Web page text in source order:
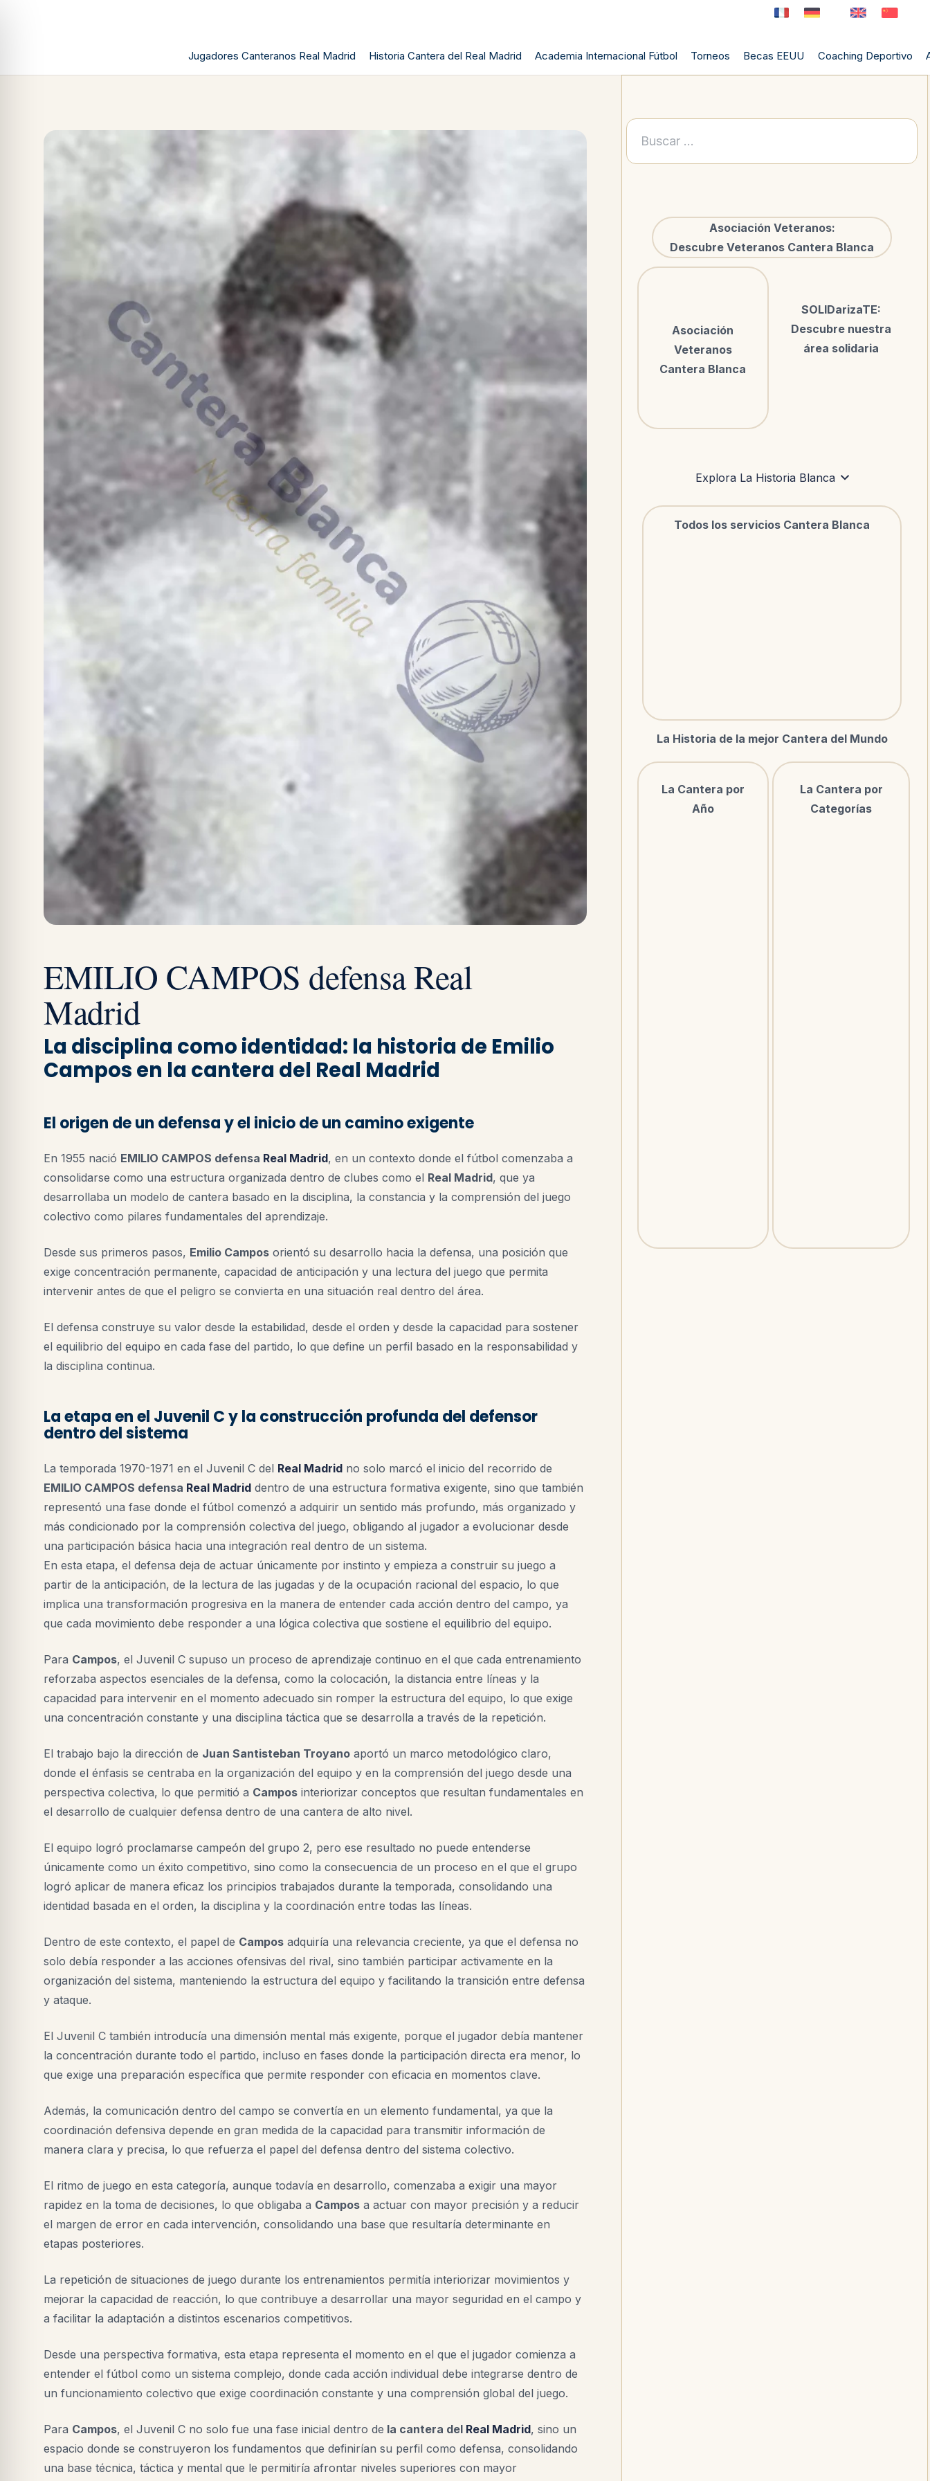
Jugadores Canteranos Real Madrid Historia Cantera del Real Madrid Academia Internacional Fútbol Torneos Becas EEUU Coaching Deportivo
EMILIO CAMPOS defensa Real
Madrid
La disciplina como identidad: la historia de Emilio
Campos en la cantera del Real Madrid
El origen de un defensa y el inicio de un camino exigente
En 1955 nació EMILIO CAMPOS defensa Real Madrid, en un contexto donde el fútbol comenzaba a
consolidarse como una estructura organizada dentro de clubes como el Real Madrid, que ya
desarrollaba un modelo de cantera basado en la disciplina, la constancia y la comprensión del juego
colectivo como pilares fundamentales del aprendizaje.
Desde sus primeros pasos, Emilio Campos orientó su desarrollo hacia la defensa, una posición que
exige concentración permanente, capacidad de anticipación y una lectura del juego que permita
intervenir antes de que el peligro se convierta en una situación real dentro del área.
El defensa construye su valor desde la estabilidad, desde el orden y desde la capacidad para sostener
el equilibrio del equipo en cada fase del partido, lo que define un perfil basado en la responsabilidad y
la disciplina continua.
La etapa en el Juvenil C y la construcción profunda del defensor
dentro del sistema
La temporada 1970-1971 en el Juvenil C del Real Madrid no solo marcó el inicio del recorrido de
EMILIO CAMPOS defensa Real Madrid dentro de una estructura formativa exigente, sino que también
representó una fase donde el fútbol comenzó a adquirir un sentido más profundo, más organizado y
más condicionado por la comprensión colectiva del juego, obligando al jugador a evolucionar desde
una participación básica hacia una integración real dentro de un sistema.
En esta etapa, el defensa deja de actuar únicamente por instinto y empieza a construir su juego a
partir de la anticipación, de la lectura de las jugadas y de la ocupación racional del espacio, lo que
implica una transformación progresiva en la manera de entender cada acción dentro del campo, ya
que cada movimiento debe responder a una lógica colectiva que sostiene el equilibrio del equipo.
Para Campos, el Juvenil C supuso un proceso de aprendizaje continuo en el que cada entrenamiento
reforzaba aspectos esenciales de la defensa, como la colocación, la distancia entre líneas y la
capacidad para intervenir en el momento adecuado sin romper la estructura del equipo, lo que exige
una concentración constante y una disciplina táctica que se desarrolla a través de la repetición.
El trabajo bajo la dirección de Juan Santisteban Troyano aportó un marco metodológico claro,
donde el énfasis se centraba en la organización del equipo y en la comprensión del juego desde una
perspectiva colectiva, lo que permitió a Campos interiorizar conceptos que resultan fundamentales en
el desarrollo de cualquier defensa dentro de una cantera de alto nivel.
El equipo logró proclamarse campeón del grupo 2, pero ese resultado no puede entenderse
únicamente como un éxito competitivo, sino como la consecuencia de un proceso en el que el grupo
logró aplicar de manera eficaz los principios trabajados durante la temporada, consolidando una
identidad basada en el orden, la disciplina y la coordinación entre todas las líneas.
Dentro de este contexto, el papel de Campos adquiría una relevancia creciente, ya que el defensa no
solo debía responder a las acciones ofensivas del rival, sino también participar activamente en la
organización del sistema, manteniendo la estructura del equipo y facilitando la transición entre defensa
y ataque.
El Juvenil C también introducía una dimensión mental más exigente, porque el jugador debía mantener
la concentración durante todo el partido, incluso en fases donde la participación directa era menor, lo
que exige una preparación específica que permite responder con eficacia en momentos clave.
Además, la comunicación dentro del campo se convertía en un elemento fundamental, ya que la
coordinación defensiva depende en gran medida de la capacidad para transmitir información de
manera clara y precisa, lo que refuerza el papel del defensa dentro del sistema colectivo.
El ritmo de juego en esta categoría, aunque todavía en desarrollo, comenzaba a exigir una mayor
rapidez en la toma de decisiones, lo que obligaba a Campos a actuar con mayor precisión y a reducir
el margen de error en cada intervención, consolidando una base que resultaría determinante en
etapas posteriores.
La repetición de situaciones de juego durante los entrenamientos permitía interiorizar movimientos y
mejorar la capacidad de reacción, lo que contribuye a desarrollar una mayor seguridad en el campo y
a facilitar la adaptación a distintos escenarios competitivos.
Desde una perspectiva formativa, esta etapa representa el momento en el que el jugador comienza a
entender el fútbol como un sistema complejo, donde cada acción individual debe integrarse dentro de
un funcionamiento colectivo que exige coordinación constante y una comprensión global del juego.
Para Campos, el Juvenil C no solo fue una fase inicial dentro de la cantera del Real Madrid, sino un
espacio donde se construyeron los fundamentos que definirían su perfil como defensa, consolidando
una base técnica, táctica y mental que le permitiría afrontar niveles superiores con mayor
Buscar:
Asociación Veteranos:
Descubre Veteranos Cantera Blanca
Asociación
Veteranos
Cantera Blanca
SOLIDarizaTE:
Descubre nuestra
área solidaria
Explora La Historia Blanca
Todos los servicios Cantera Blanca
La Historia de la mejor Cantera del Mundo
La Cantera por
Año
La Cantera por
Categorías